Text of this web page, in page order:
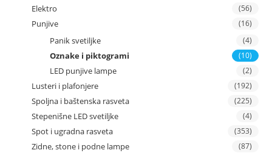
Elektro (56)
Punjive (16)
Panik svetiljke (4)
Oznake i piktogrami (10)
LED punjive lampe (2)
Lusteri i plafonjere (192)
Spoljna i baštenska rasveta (225)
Stepenišne LED svetiljke (4)
Spot i ugradna rasveta (353)
Zidne, stone i podne lampe (87)